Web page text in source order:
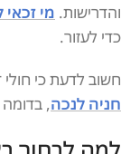
והדרישות. מי
כדי לעזור.
חשוב לדעת כי
חניה לנכה,